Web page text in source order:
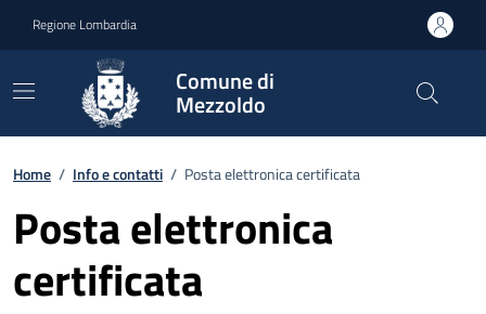
Regione Lombardia
Comune di
Mezzoldo
Home / Info e contatti / Posta elettronica certificata
Posta elettronica
certificata